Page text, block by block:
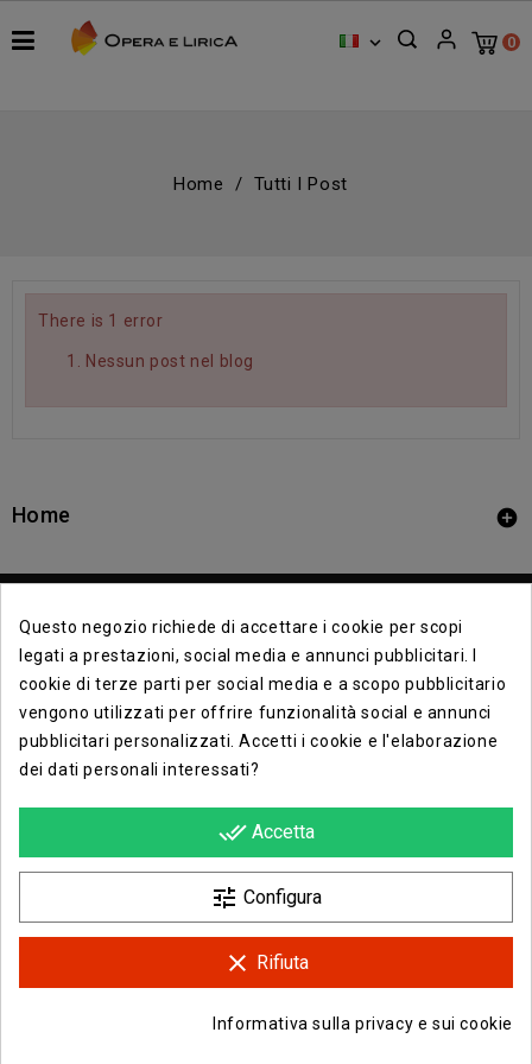
0

Home Tutti I Post
There is 1 error
Nessun post nel blog
Home 
Contact Info 
Opera E Lirica Agenzia Di Eventi
FacebookInstagram
© 2026 - Opera e Lirica Srls
Questo negozio richiede di accettare i cookie per scopi
legati a prestazioni, social media e annunci pubblicitari. I
cookie di terze parti per social media e a scopo pubblicitario
vengono utilizzati per offrire funzionalità social e annunci
pubblicitari personalizzati. Accetti i cookie e l'elaborazione
dei dati personali interessati?
done_all Accetta
tune Configura
clear Rifiuta
Informativa sulla privacy e sui cookie